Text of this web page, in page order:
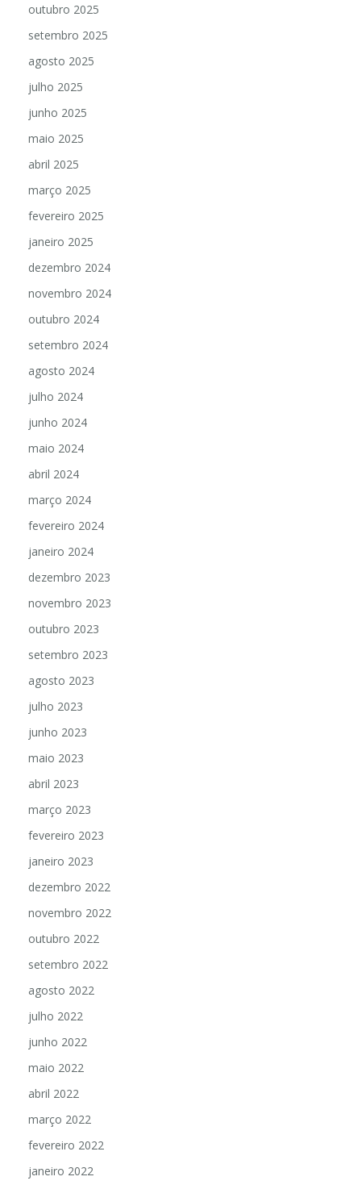
outubro 2025
setembro 2025
agosto 2025
julho 2025
junho 2025
maio 2025
abril 2025
março 2025
fevereiro 2025
janeiro 2025
dezembro 2024
novembro 2024
outubro 2024
setembro 2024
agosto 2024
julho 2024
junho 2024
maio 2024
abril 2024
março 2024
fevereiro 2024
janeiro 2024
dezembro 2023
novembro 2023
outubro 2023
setembro 2023
agosto 2023
julho 2023
junho 2023
maio 2023
abril 2023
março 2023
fevereiro 2023
janeiro 2023
dezembro 2022
novembro 2022
outubro 2022
setembro 2022
agosto 2022
julho 2022
junho 2022
maio 2022
abril 2022
março 2022
fevereiro 2022
janeiro 2022